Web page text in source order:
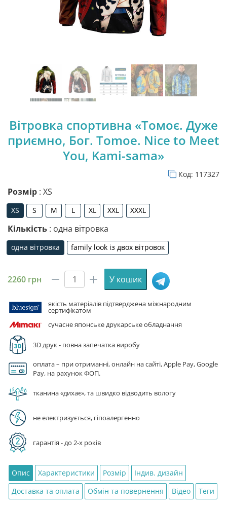
Вітровка спортивна «Томоє. Дуже
приємно, Бог. Tomoe. Nice to Meet
You, Kami-sama»
Код: 117327
Розмір : XS
XS
XS
S
S
M
M
L
L
XL
XL
XXL
XXL
XXXL
XXXL
Кількість : одна вітровка
одна вітровка
одна вітровка
family look із двох вітровок
family look із двох вітровок
2260 грн
Вітровка
«Томоє.
приємно,
Nice
to
You,
sama»
У кошик
якість матеріалів підтверджена міжнародним
сертифікатом
сучасне японське друкарське обладнання
3D друк - повна запечатка виробу
оплата – при отриманні, онлайн на сайті, Apple Pay, Google
Pay, на рахунок ФОП.
тканина «дихає», та швидко відводить вологу
не електризується, гіпоалергенно
гарантія - до 2-х років
Опис Характеристики Розмір
Індив. дизайн
Доставка та оплата
Обмін та повернення Відео Теги